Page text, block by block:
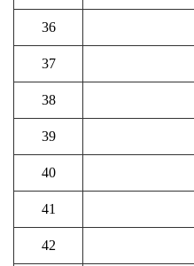
36
37
38
39
40
41
42